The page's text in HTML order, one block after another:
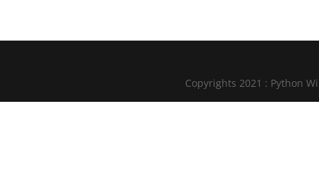
Copyrights 2021 : Python